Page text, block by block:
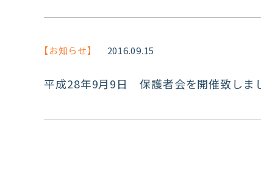
【お知らせ】 2016.09.15
平成28年9月9日 保護者会を開催致しま